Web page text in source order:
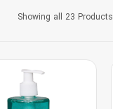
Showing all 23 Products